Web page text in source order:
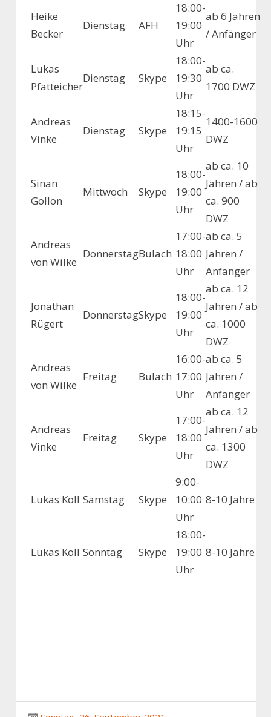
Heike
Becker
Dienstag AFH
18:00-
19:00
Uhr
ab 6 Jahren
/ Anfänger
Lukas
Pfatteicher
Dienstag Skype
18:00-
19:30
Uhr
ab ca.
1700 DWZ
Andreas
Vinke
Dienstag Skype
18:15-
19:15
Uhr
1400-1600
DWZ
Sinan
Gollon
Mittwoch Skype
18:00-
19:00
Uhr
ab ca. 10
Jahren / ab
ca. 900
DWZ
Andreas
von Wilke
DonnerstagBulach
17:00-
18:00
Uhr
ab ca. 5
Jahren /
Anfänger
Jonathan
Rügert
DonnerstagSkype
18:00-
19:00
Uhr
ab ca. 12
Jahren / ab
ca. 1000
DWZ
Andreas
von Wilke
Freitag Bulach
16:00-
17:00
Uhr
ab ca. 5
Jahren /
Anfänger
Andreas
Vinke
Freitag Skype
17:00-
18:00
Uhr
ab ca. 12
Jahren / ab
ca. 1300
DWZ
Lukas Koll Samstag Skype
9:00-
10:00
Uhr
8-10 Jahre
Lukas Koll Sonntag Skype
18:00-
19:00
Uhr
8-10 Jahre